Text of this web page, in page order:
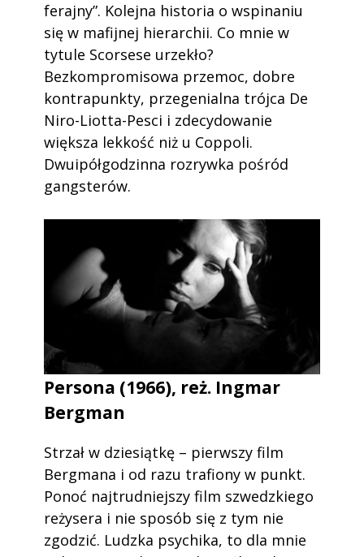
ferajny”. Kolejna historia o wspinaniu
się w mafijnej hierarchii. Co mnie w
tytule Scorsese urzekło?
Bezkompromisowa przemoc, dobre
kontrapunkty, przegenialna trójca De
Niro-Liotta-Pesci i zdecydowanie
większa lekkość niż u Coppoli.
Dwuipółgodzinna rozrywka pośród
gangsterów.
Persona (1966), reż. Ingmar
Bergman
Strzał w dziesiątkę – pierwszy film
Bergmana i od razu trafiony w punkt.
Ponoć najtrudniejszy film szwedzkiego
reżysera i nie sposób się z tym nie
zgodzić. Ludzka psychika, to dla mnie